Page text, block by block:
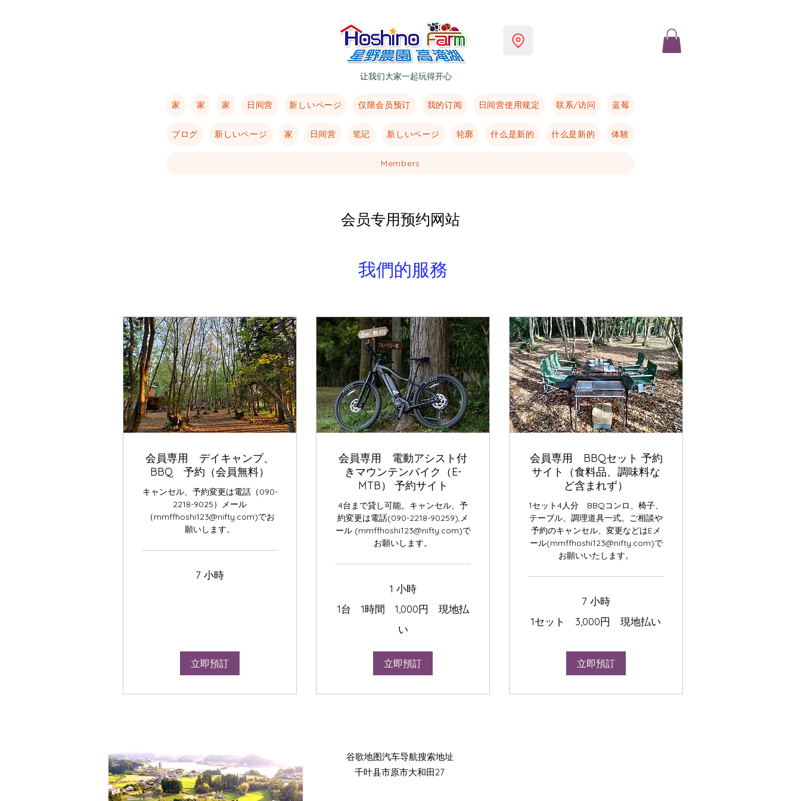
让我们大家一起玩得开心
家 家 家 日间营 新しいページ 仅限会员预订 我的订阅 日间营使用规定 联系/访问 蓝莓
ブログ 新しいページ 家 日间营 笔记 新しいページ 轮廓 什么是新的 什么是新的 体験
Members
我們的服務
会員専用 デイキャンプ、
BBQ 予約（会員無料）
キャンセル、予約変更は電話（090-
2218-9025）メール
（mmffhoshi123@nifty.com)でお
願いします。
7 小時
立即預訂
会員専用 電動アシスト付
きマウンテンバイク（E-
MTB） 予約サイト
4台まで貸し可能。キャンセル、予
約変更は電話(090-2218-90259),メ
ール (mmffhoshi123@nifty.com)で
お願いします。
1 小時
台
1台 1時間 1,000円 現地払
い
立即預訂
会員専用 BBQセット 予約
サイト（食料品、調味料な
ど含まれず）
1セット4人分 BBQコンロ、椅子、
テーブル、調理道具一式。ご相談や
予約のキャンセル、変更などはEメ
ール(mmffhoshi123@nifty.com)で
お願いいたします。
7 小時
セ1セット 3,000円 現地払い
立即預訂
​会员专用预约网站
​谷歌地图汽车导航搜索地址
千叶县市原市大和田27